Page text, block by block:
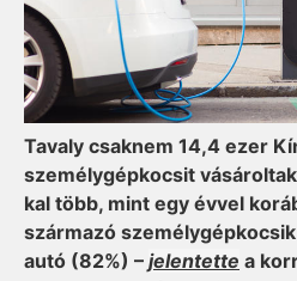
Tavaly csaknem 14,4 ezer
személygépkocsit
kal több, mint egy évvel
származó
autó (82%) – jelentette a